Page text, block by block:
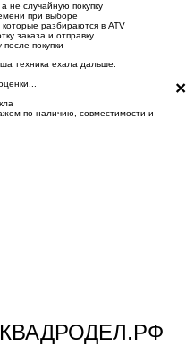
не случайную покупку
при выборе
разбираются в ATV
заказа и отправку
покупки
техника ехала дальше.
×
по наличию, совместимости и
КВАДРОДЕЛ.РФ